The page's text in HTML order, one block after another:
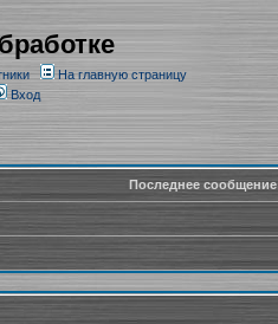
На главную страницу
Вход
Последнее сообщение